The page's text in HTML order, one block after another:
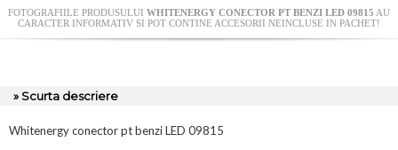
FOTOGRAFIILE PRODUSULUI WHITENERGY CONECTOR PT BENZI LED 09815 AU
CARACTER INFORMATIV SI POT CONTINE ACCESORII NEINCLUSE IN PACHET!
» Scurta descriere
Whitenergy conector pt benzi LED 09815